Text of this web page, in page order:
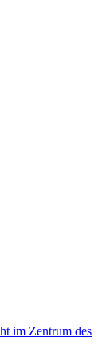
im Zentrum des